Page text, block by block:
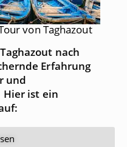
von Taghazout
nach
Erfahrung
und
ist ein